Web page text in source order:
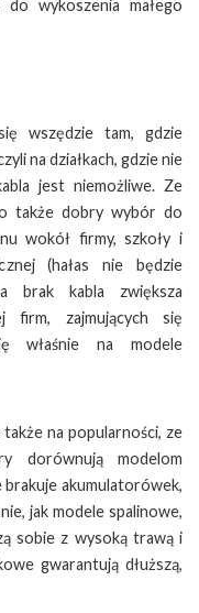
wykoszenia małego
wszędzie tam, gdzie
na działkach, gdzie nie
jest niemożliwe. Ze
także dobry wybór do
wokół firmy, szkoły i
(hałas nie będzie
brak kabla zwiększa
firm, zajmujących się
właśnie na modele
na popularności, ze
dorównują modelom
akumulatorówek,
jak modele spalinowe,
sobie z wysoką trawą i
gwarantują dłuższą,